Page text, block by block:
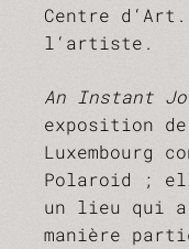
Centre
l‘artiste.
An Instant
exposition
Luxembourg
Polaroid ;
un lieu qui a
manière